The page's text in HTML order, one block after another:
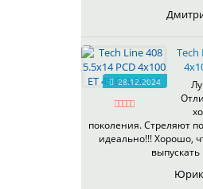
545
546
547
548
573
574
575
28.12.2024
Tech
поколения. Стреляют
идеально!!! Хорошо,
выпускать
Юрик